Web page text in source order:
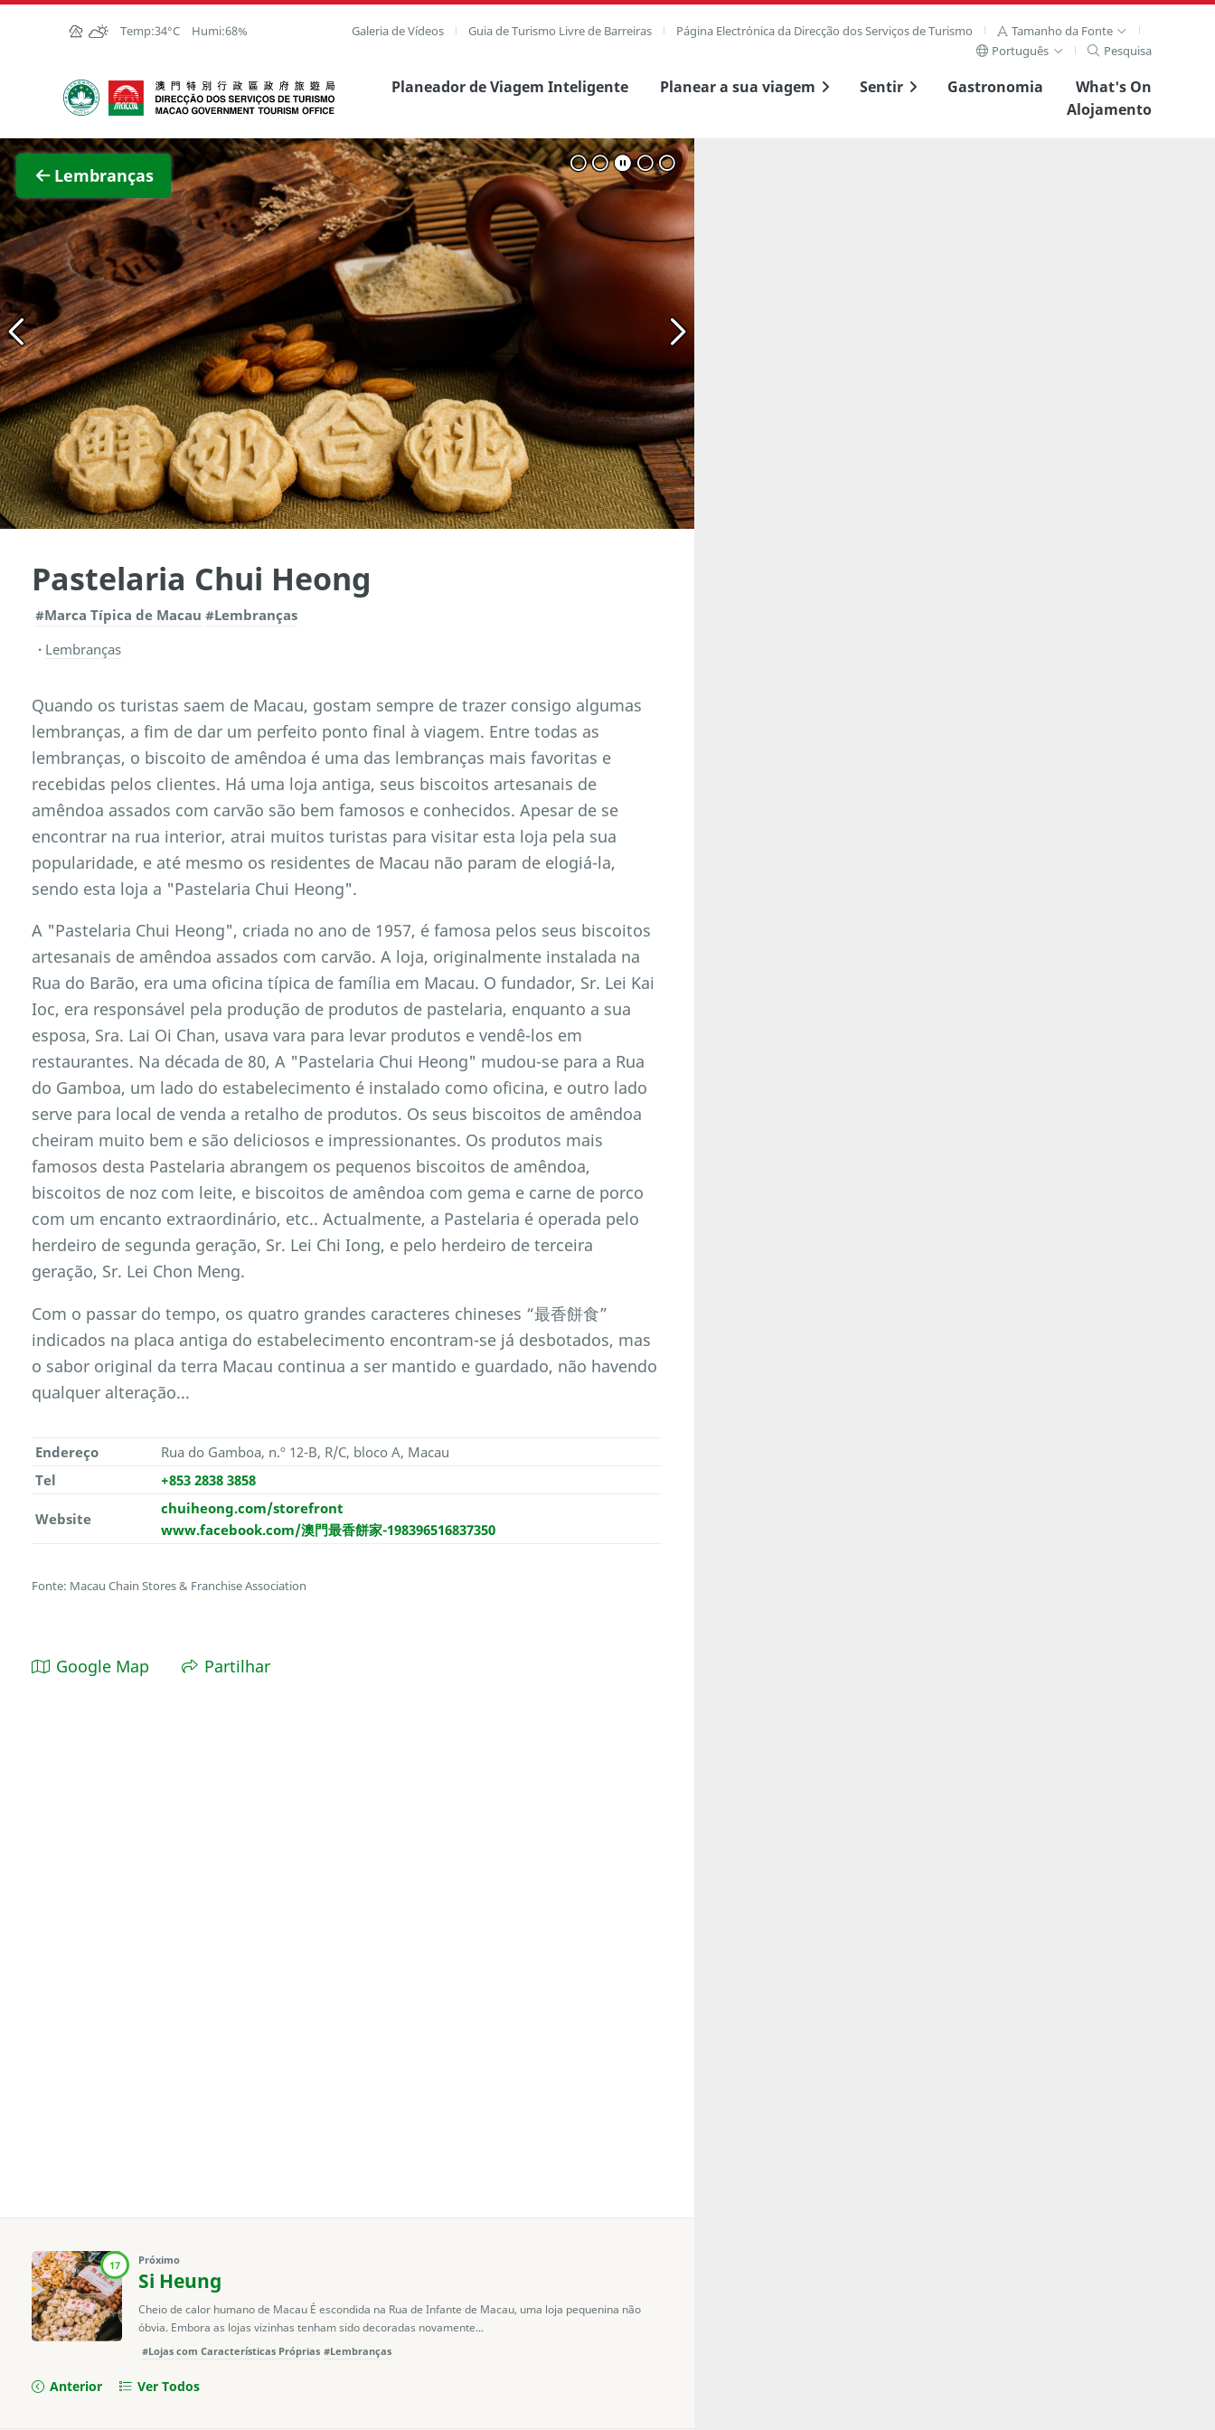
Ir para o conteúdo principal
Temp:34°C Humi:68% Galeria de Vídeos Guia de Turismo Livre de Barreiras Página Electrónica da Direcção dos Serviços de Turismo
Tamanho da Fonte
Português
Pesquisa
Direcção dos Serviços de Turismo Planeador de Viagem Inteligente Planear a sua viagem Sentir Gastronomia
What's On
Alojamento
Lembranças
Ver imagem completa
Pastelaria Chui Heong
#Marca Típica de Macau #Lembranças
Lembranças
Quando os turistas saem de Macau, gostam sempre de trazer consigo algumas
lembranças, a fim de dar um perfeito ponto final à viagem. Entre todas as
lembranças, o biscoito de amêndoa é uma das lembranças mais favoritas e
recebidas pelos clientes. Há uma loja antiga, seus biscoitos artesanais de
amêndoa assados com carvão são bem famosos e conhecidos. Apesar de se
encontrar na rua interior, atrai muitos turistas para visitar esta loja pela sua
popularidade, e até mesmo os residentes de Macau não param de elogiá-la,
sendo esta loja a "Pastelaria Chui Heong".
A "Pastelaria Chui Heong", criada no ano de 1957, é famosa pelos seus biscoitos
artesanais de amêndoa assados com carvão. A loja, originalmente instalada na
Rua do Barão, era uma oficina típica de família em Macau. O fundador, Sr. Lei Kai
Ioc, era responsável pela produção de produtos de pastelaria, enquanto a sua
esposa, Sra. Lai Oi Chan, usava vara para levar produtos e vendê-los em
restaurantes. Na década de 80, A "Pastelaria Chui Heong" mudou-se para a Rua
do Gamboa, um lado do estabelecimento é instalado como oficina, e outro lado
serve para local de venda a retalho de produtos. Os seus biscoitos de amêndoa
cheiram muito bem e são deliciosos e impressionantes. Os produtos mais
famosos desta Pastelaria abrangem os pequenos biscoitos de amêndoa,
biscoitos de noz com leite, e biscoitos de amêndoa com gema e carne de porco
com um encanto extraordinário, etc.. Actualmente, a Pastelaria é operada pelo
herdeiro de segunda geração, Sr. Lei Chi Iong, e pelo herdeiro de terceira
geração, Sr. Lei Chon Meng.
Com o passar do tempo, os quatro grandes caracteres chineses “最香餅食”
indicados na placa antiga do estabelecimento encontram-se já desbotados, mas
o sabor original da terra Macau continua a ser mantido e guardado, não havendo
qualquer alteração...
Endereço
Rua do Gamboa, n.º 12-B, R/C, bloco A, Macau
Tel
+853 2838 3858
Website
chuiheong.com/storefront
www.facebook.com/澳門最香餅家-198396516837350
Fonte: Macau Chain Stores & Franchise Association
Google Map Partilhar
17 Próximo
Si Heung
Cheio de calor humano de Macau É escondida na Rua de Infante de Macau, uma loja pequenina não
óbvia. Embora as lojas vizinhas tenham sido decoradas novamente...
#Lojas com Características Próprias #Lembranças
Anterior Ver Todos